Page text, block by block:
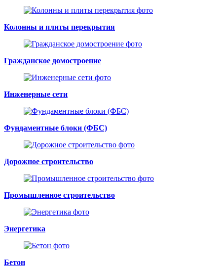
Колонны и плиты перекрытия
Гражданское домостроение
Инженерные сети
Фундаментные блоки (ФБС)
Дорожное строительство
Промышленное строительство
Энергетика
Бетон